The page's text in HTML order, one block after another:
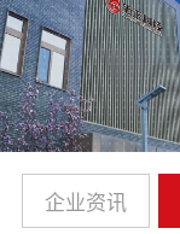
企业资讯